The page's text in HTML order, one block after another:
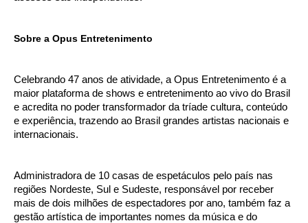
Sobre a Opus Entretenimento
Celebrando 47 anos de atividade, a Opus Entretenimento é a
maior plataforma de shows e entretenimento ao vivo do Brasil
e acredita no poder transformador da tríade cultura, conteúdo
e experiência, trazendo ao Brasil grandes artistas nacionais e
internacionais.
Administradora de 10 casas de espetáculos pelo país nas
regiões Nordeste, Sul e Sudeste, responsável por receber
mais de dois milhões de espectadores por ano, também faz a
gestão artística de importantes nomes da música e do